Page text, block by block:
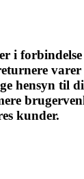
til
kunder.